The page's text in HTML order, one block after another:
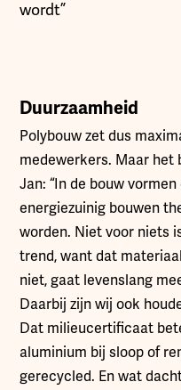
wordt”
Duurzaamheid
Polybouw zet dus
medewerkers. Maar het
Jan: “In de bouw
energiezuinig bouwen
worden. Niet voor niets
trend, want dat
niet, gaat levenslang
Daarbij zijn wij ook
Dat milieucertificaat
aluminium bij sloop of
gerecycled. En wat